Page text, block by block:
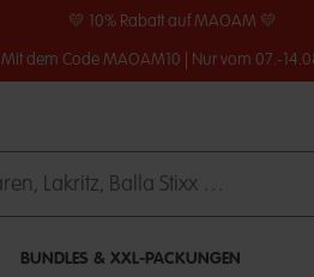
💛 10% Rabatt auf MAOAM 💛
Mit dem Code MAOAM10 | Nur vom 07.-
BUNDLES & XXL-PACKUNGEN